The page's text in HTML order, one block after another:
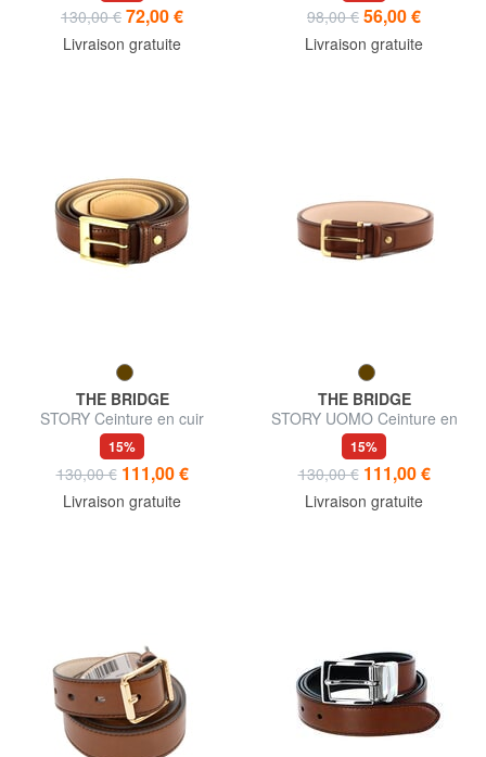
130,00 € 72,00 €
Livraison gratuite
98,00 € 56,00 €
Livraison gratuite
THE BRIDGE
STORY Ceinture en cuir
raccourcissable
15%
130,00 € 111,00 €
Livraison gratuite
THE BRIDGE
STORY UOMO Ceinture en
cuir, raccourcissable
15%
130,00 € 111,00 €
Livraison gratuite